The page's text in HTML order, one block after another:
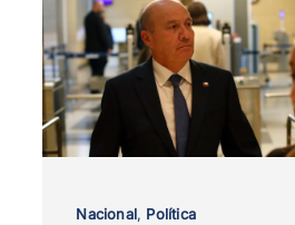
Nacional, Política